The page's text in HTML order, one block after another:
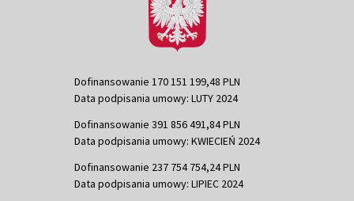
Dofinansowanie 170 151 199,48 PLN
Data podpisania umowy: LUTY 2024
Dofinansowanie 391 856 491,84 PLN
Data podpisania umowy: KWIECIEŃ 2024
Dofinansowanie 237 754 754,24 PLN
Data podpisania umowy: LIPIEC 2024